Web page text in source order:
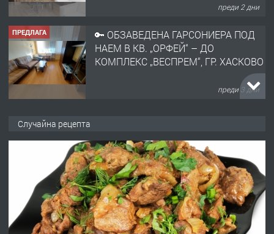
преди 2 дни
ПРЕДЛАГА
🔑 ОБЗАВЕДЕНА ГАРСОНИЕРА ПОД
НАЕМ В КВ. „ОРФЕЙ“ – ДО
КОМПЛЕКС „ВЕСПРЕМ“, ГР. ХАСКОВО
преди 3 дни
АПАРТАМЕНТ В ЦЕНТЪРА НА ГР.
ХАСКОВО
преди 4 дни
ПРЕДЛАГА Давам гараж под наем
Случайна рецепта